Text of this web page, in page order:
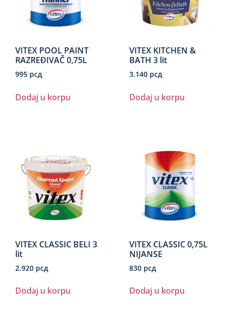
VITEX POOL PAINT
RAZREĐIVAČ 0,75L
995 рсд
Dodaj u korpu
VITEX KITCHEN &
BATH 3 lit
3.140 рсд
Dodaj u korpu
VITEX CLASSIC BELI 3
lit
2.920 рсд
Dodaj u korpu
VITEX CLASSIC 0,75L
NIJANSE
830 рсд
Dodaj u korpu